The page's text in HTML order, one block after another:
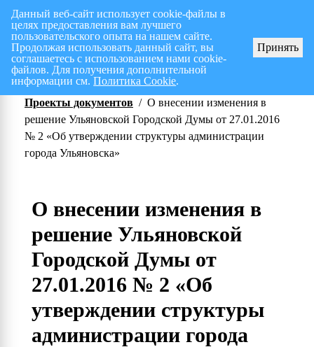
Перспективный план работ на I полугодие 2026 г.
Проекты документов / О внесении изменения в
решение Ульяновской Городской Думы от 27.01.2016
№ 2 «Об утверждении структуры администрации
города Ульяновска»
О внесении изменения в
решение Ульяновской
Городской Думы от
27.01.2016 № 2 «Об
утверждении структуры
администрации города
Данный веб-сайт использует cookie-файлы в
целях предоставления вам лучшего
пользовательского опыта на нашем сайте.
Продолжая использовать данный сайт, вы
соглашаетесь с использованием нами cookie-
файлов. Для получения дополнительной
информации см.Политика Cookie.
Принять